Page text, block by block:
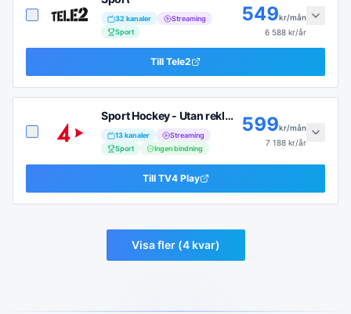
32 kanaler
Streaming
Sport
549kr/mån
6 588 kr/år
Till Tele2
Sport Hockey - Utan reklam
13kanaler
Streaming
Sport
Ingen bindning
599kr/mån
7 188 kr/år
Till TV4 Play
Visa fler (4kvar)